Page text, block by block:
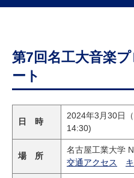
研究・産学官連携
社会連携
国際交流
研究・教員Navi
第7回名工大音楽
ート
日 時
2024年3 月30日（
14:30)
場 所
名古屋工業大学
交通アクセス